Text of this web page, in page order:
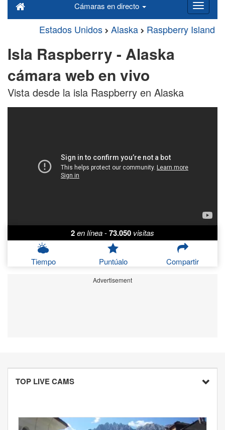
Cámaras en directo
Estados Unidos Alaska Raspberry Island
Isla Raspberry - Alaska
cámara web en vivo
Vista desde la isla Raspberry en Alaska
2en línea-73.050 visitas
Tiempo Puntúalo Compartir
Advertisement
TOP LIVE CAMS